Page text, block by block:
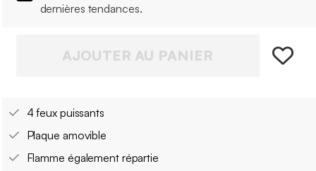
dernières tendances.
AJOUTER AU PANIER
4 feux puissants
Plaque amovible
Flamme également répartie